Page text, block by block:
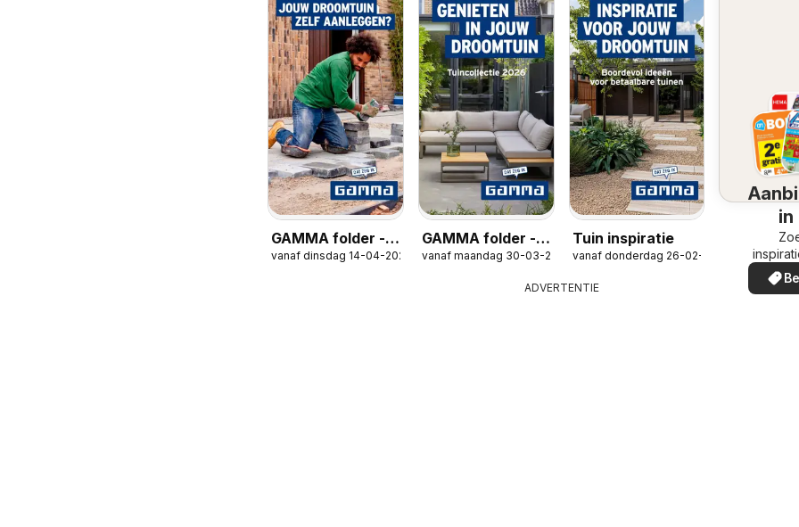
GAMMA folder -
Gereedschap
vanaf dinsdag 14-04-2026
GAMMA folder -
Tuinmeubelen
vanaf maandag 30-03-2026
Tuin inspiratie
vanaf donderdag 26-02-2026
in
de
in
ADVERTENTIE